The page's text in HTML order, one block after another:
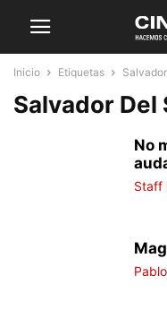
Inicio Etiquetas
Salvador Del
No
Staff